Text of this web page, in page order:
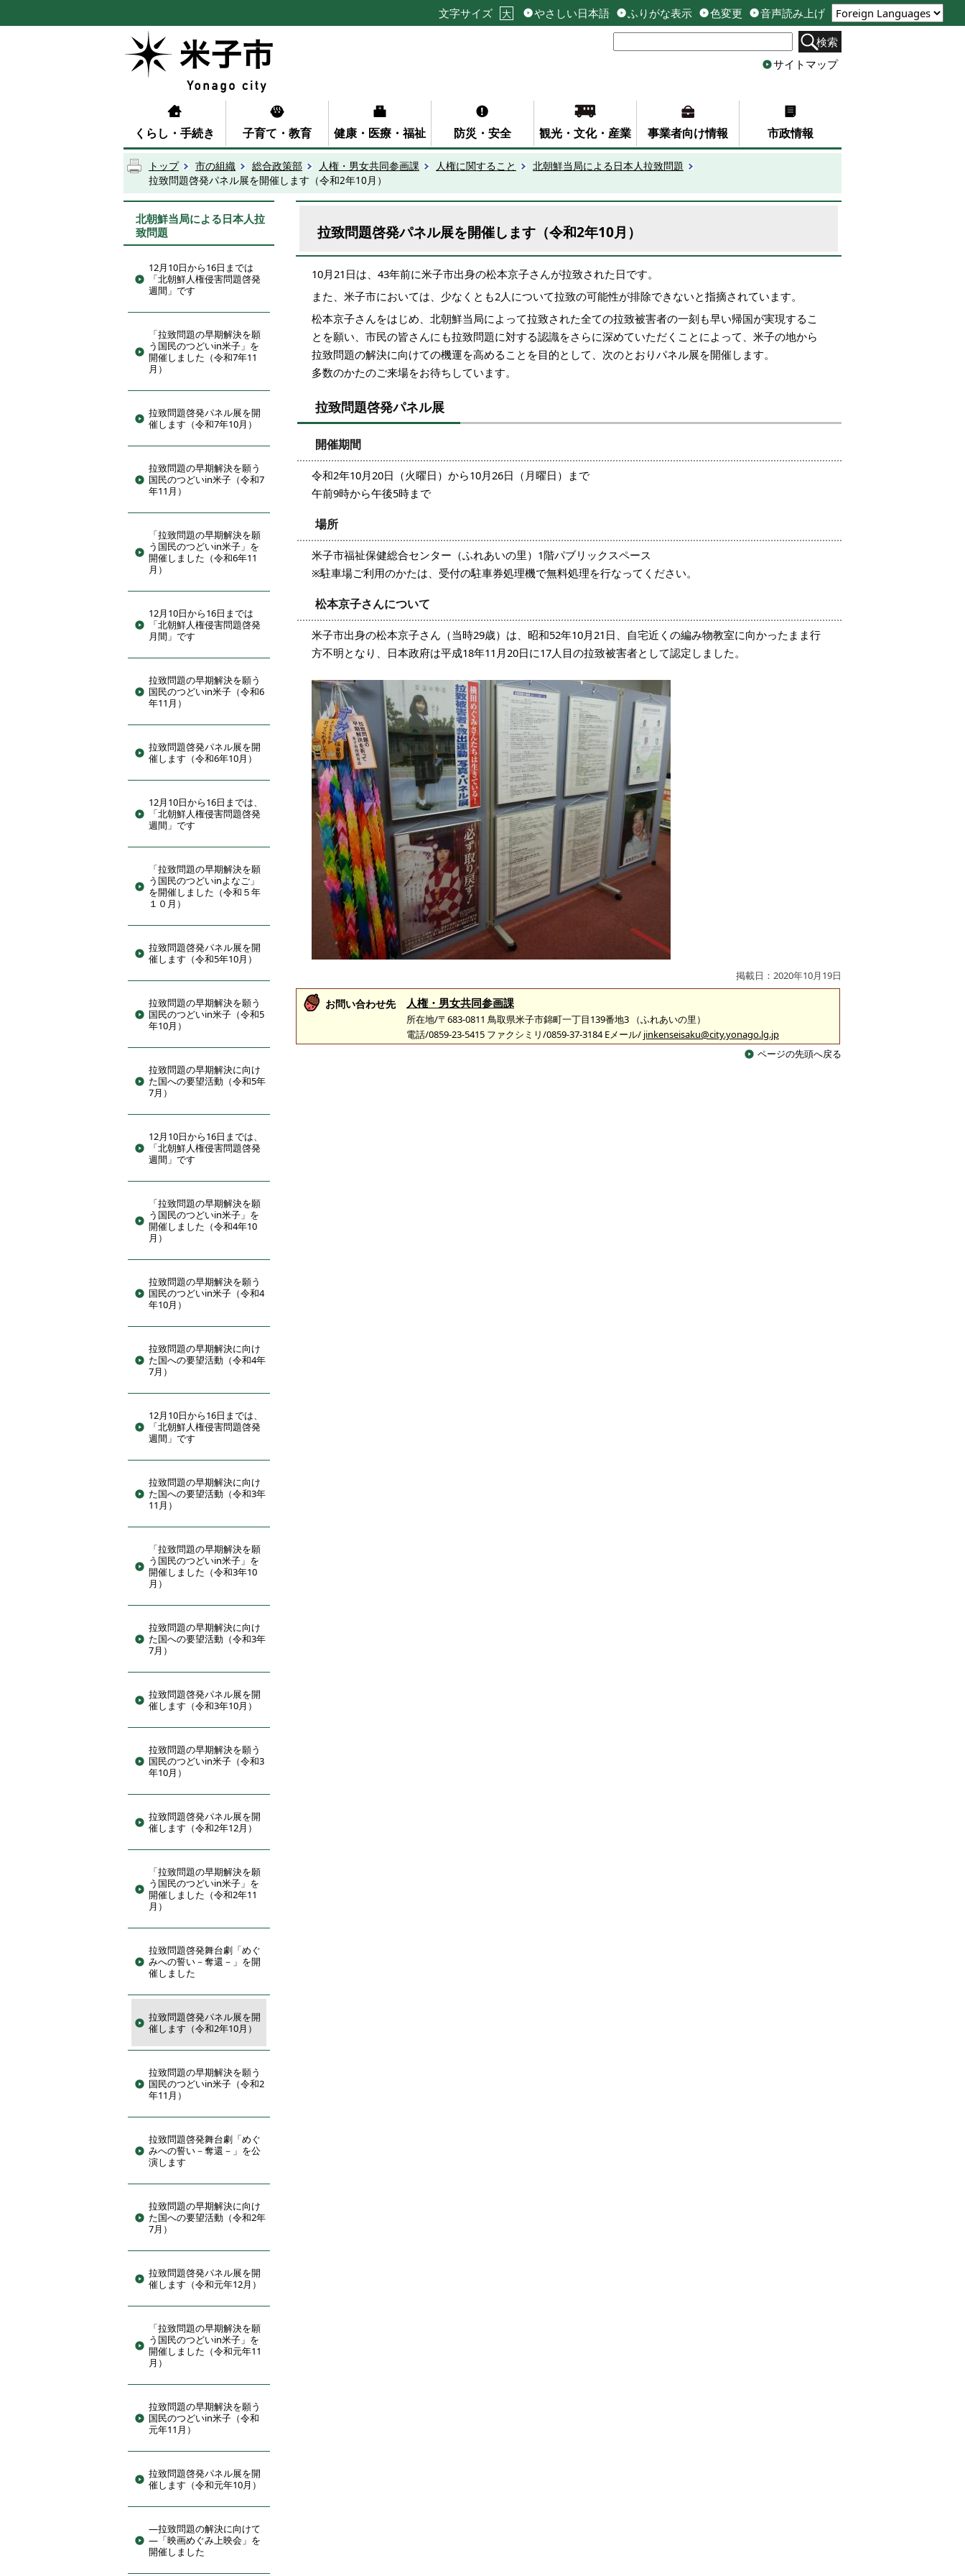
文字サイズ 大 やさしい日本語 ふりがな表示 色変更
音声読み上げ
検索
サイトマップ
くらし・手続き 子育て・教育 健康・医療・福祉 防災・安全 観光・文化・産業 事業者向け情報 市政情報
トップ 市の組織 総合政策部 人権・男女共同参画課 人権に関すること
北朝鮮当局による日本人拉致問題
拉致問題啓発パネル展を開催します（令和2年10月）
北朝鮮当局による日本人拉
致問題
12月10日から16日までは
「北朝鮮人権侵害問題啓発
週間」です
「拉致問題の早期解決を願
う国民のつどいin米子」を
開催しました（令和7年11
月）
拉致問題啓発パネル展を開
催します（令和7年10月）
拉致問題の早期解決を願う
国民のつどいin米子（令和7
年11月）
「拉致問題の早期解決を願
う国民のつどいin米子」を
開催しました（令和6年11
月）
12月10日から16日までは
「北朝鮮人権侵害問題啓発
月間」です
拉致問題の早期解決を願う
国民のつどいin米子（令和6
年11月）
拉致問題啓発パネル展を開
催します（令和6年10月）
12月10日から16日までは、
「北朝鮮人権侵害問題啓発
週間」です
「拉致問題の早期解決を願
う国民のつどいinよなご」
を開催しました（令和５年
１０月）
拉致問題啓発パネル展を開
催します（令和5年10月）
拉致問題の早期解決を願う
国民のつどいin米子（令和5
年10月）
拉致問題の早期解決に向け
た国への要望活動（令和5年
7月）
12月10日から16日までは、
「北朝鮮人権侵害問題啓発
週間」です
「拉致問題の早期解決を願
う国民のつどいin米子」を
開催しました（令和4年10
月）
拉致問題の早期解決を願う
国民のつどいin米子（令和4
年10月）
拉致問題の早期解決に向け
た国への要望活動（令和4年
7月）
12月10日から16日までは、
「北朝鮮人権侵害問題啓発
週間」です
拉致問題の早期解決に向け
た国への要望活動（令和3年
11月）
「拉致問題の早期解決を願
う国民のつどいin米子」を
開催しました（令和3年10
月）
拉致問題の早期解決に向け
た国への要望活動（令和3年
7月）
拉致問題啓発パネル展を開
催します（令和3年10月）
拉致問題の早期解決を願う
国民のつどいin米子（令和3
年10月）
拉致問題啓発パネル展を開
催します（令和2年12月）
「拉致問題の早期解決を願
う国民のつどいin米子」を
開催しました（令和2年11
月）
拉致問題啓発舞台劇「めぐ
みへの誓い－奪還－」を開
催しました
拉致問題啓発パネル展を開
催します（令和2年10月）
拉致問題の早期解決を願う
国民のつどいin米子（令和2
年11月）
拉致問題啓発舞台劇「めぐ
みへの誓い－奪還－」を公
演します
拉致問題の早期解決に向け
た国への要望活動（令和2年
7月）
拉致問題啓発パネル展を開
催します（令和元年12月）
「拉致問題の早期解決を願
う国民のつどいin米子」を
開催しました（令和元年11
月）
拉致問題の早期解決を願う
国民のつどいin米子（令和
元年11月）
拉致問題啓発パネル展を開
催します（令和元年10月）
―拉致問題の解決に向けて
―「映画めぐみ上映会」を
開催しました
拉致問題啓発パネル展を開催します（令和2年10月）
10月21日は、43年前に米子市出身の松本京子さんが拉致された日です。
また、米子市においては、少なくとも2人について拉致の可能性が排除できないと指摘されています。
松本京子さんをはじめ、北朝鮮当局によって拉致された全ての拉致被害者の一刻も早い帰国が実現するこ
とを願い、市民の皆さんにも拉致問題に対する認識をさらに深めていただくことによって、米子の地から
拉致問題の解決に向けての機運を高めることを目的として、次のとおりパネル展を開催します。
多数のかたのご来場をお待ちしています。
拉致問題啓発パネル展
開催期間
令和2年10月20日（火曜日）から10月26日（月曜日）まで
午前9時から午後5時まで
場所
米子市福祉保健総合センター（ふれあいの里）1階パブリックスペース
※駐車場ご利用のかたは、受付の駐車券処理機で無料処理を行なってください。
松本京子さんについて
米子市出身の松本京子さん（当時29歳）は、昭和52年10月21日、自宅近くの編み物教室に向かったまま行
方不明となり、日本政府は平成18年11月20日に17人目の拉致被害者として認定しました。
掲載日：2020年10月19日
お問い合わせ先 人権・男女共同参画課
所在地/〒683-0811 鳥取県米子市錦町一丁目139番地3 （ふれあいの里）
電話/0859-23-5415 ファクシミリ/0859-37-3184 Eメール/ jinkenseisaku@city.yonago.lg.jp
ページの先頭へ戻る